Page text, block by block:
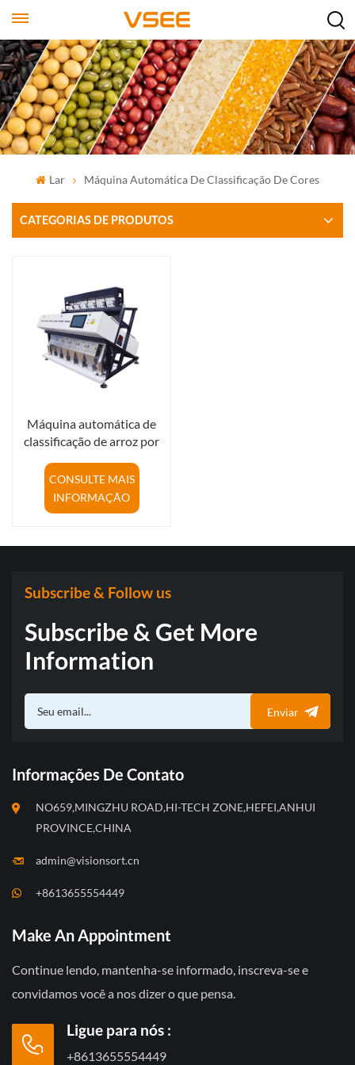
Lar Máquina Automática De Classificação De Cores
CATEGORIAS DE PRODUTOS
Máquina automática de
classificação de arroz por
fornecida diretamente da
fábrica.
CONSULTE MAIS
INFORMAÇÃO
Subscribe & Follow us
Subscribe & Get More
Information
Enviar
Informações De Contato
NO659,MINGZHU ROAD,HI-TECH ZONE,HEFEI,ANHUI
PROVINCE,CHINA
admin@visionsort.cn
+8613655554449
Make An Appointment
Continue lendo, mantenha-se informado, inscreva-se e
convidamos você a nos dizer o que pensa.
Ligue para nós :
+8613655554449